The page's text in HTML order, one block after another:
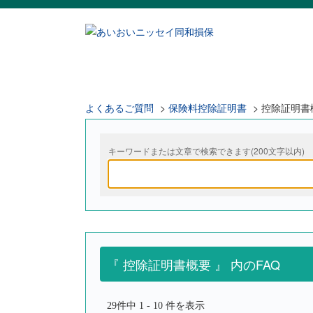
よくあるご質問 > 保険料控除証明書 > 控除証明書
キーワードまたは文章で検索できます(200文字以内)
『 控除証明書概要 』 内のFAQ
29件中 1 - 10 件を表示